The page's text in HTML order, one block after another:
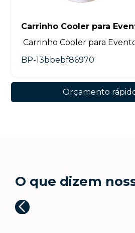
Carrinho Cooler para
Carrinho Cooler para
BP-13bbebf86970
Orçamento
O que dizem